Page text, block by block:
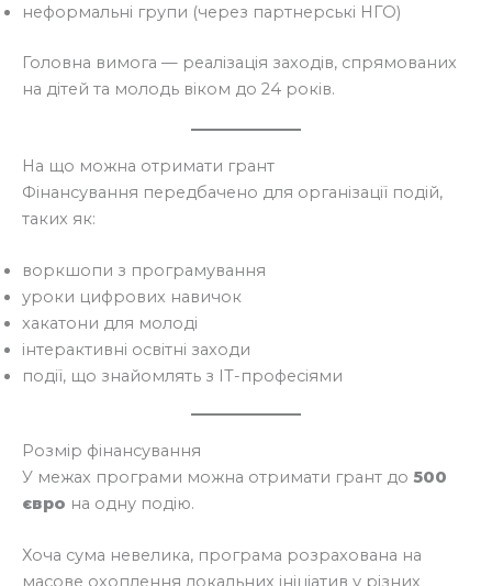
неформальні групи (через партнерські НГО)
Головна вимога — реалізація заходів, спрямованих
на дітей та молодь віком до 24 років.
На що можна отримати грант
Фінансування передбачено для організації подій,
таких як:
воркшопи з програмування
уроки цифрових навичок
хакатони для молоді
інтерактивні освітні заходи
події, що знайомлять з ІТ-професіями
Розмір фінансування
У межах програми можна отримати грант до 500
євро на одну подію.
Хоча сума невелика, програма розрахована на
масове охоплення локальних ініціатив у різних